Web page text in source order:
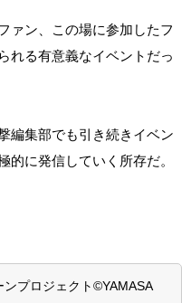
ァン、この場に参加したフ
れる有意義なイベントだっ
編集部でも引き続きイベン
的に発信していく所存だ。
プロジェクト©YAMASA